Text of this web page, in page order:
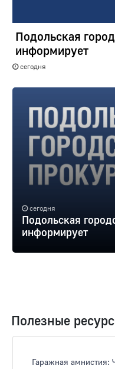
Подольская
информирует
сегодня
сегодня
Подольская
информирует
Полезные
Гаражная амнистия: